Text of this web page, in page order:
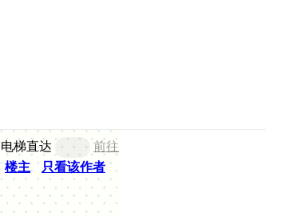
电梯直达
前往
楼主
只看该作者